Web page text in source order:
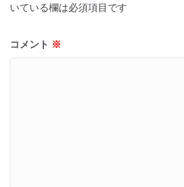
いている欄は必須項目です
コメント ※